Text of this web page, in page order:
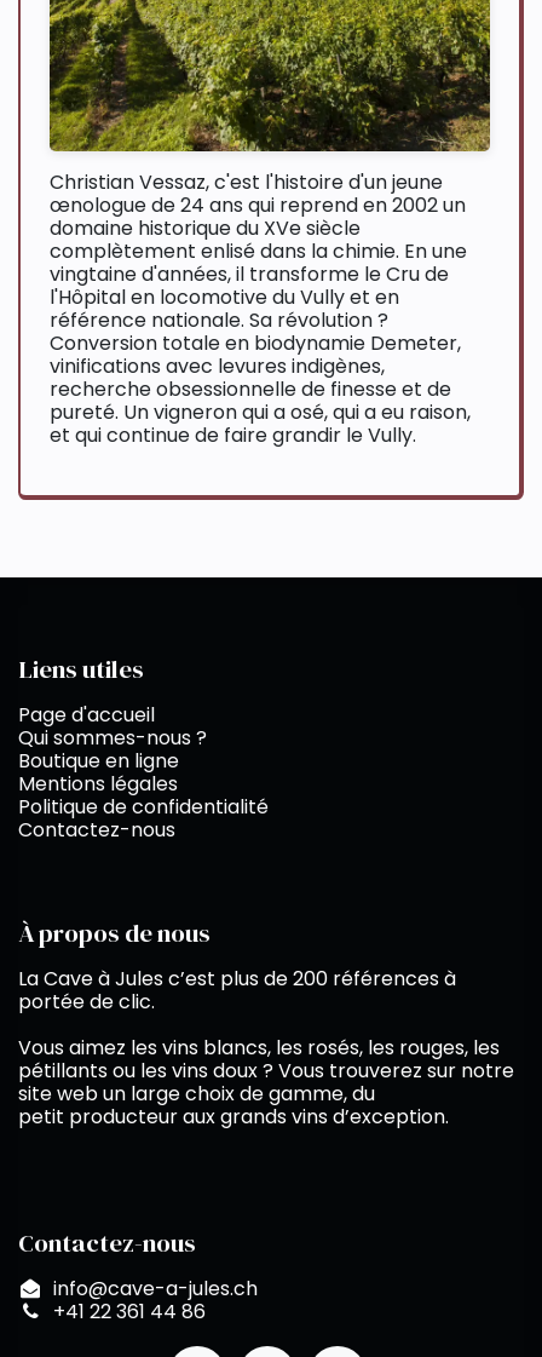
Christian Vessaz, c'est l'histoire d'un jeune
œnologue de 24 ans qui reprend en 2002 un
domaine historique du XVe siècle
complètement enlisé dans la chimie. En une
vingtaine d'années, il transforme le Cru de
l'Hôpital en locomotive du Vully et en
référence nationale. Sa révolution ?
Conversion totale en biodynamie Demeter,
vinifications avec levures indigènes,
recherche obsessionnelle de finesse et de
pureté. Un vigneron qui a osé, qui a eu raison,
et qui continue de faire grandir le Vully.
Liens utiles
Page d'accueil
Qui sommes-nous ?
Boutique en ligne
Mentions légales
Politique de confidentialité
Contactez-nous
À propos de nous
La Cave à Jules c’est plus de 200 références à
portée de clic.
Vous aimez les vins blancs, les rosés, les rouges, les
pétillants ou les vins doux ? Vous trouverez sur notre
site web un large choix de gamme, du
petit producteur aux grands vins d’exception.
Contactez-nous
info@cave-a-jules.ch
+41 22 361 44 86